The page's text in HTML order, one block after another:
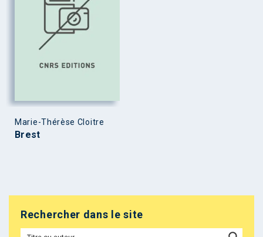
Marie-Thérèse Cloitre
Brest
Rechercher dans le site